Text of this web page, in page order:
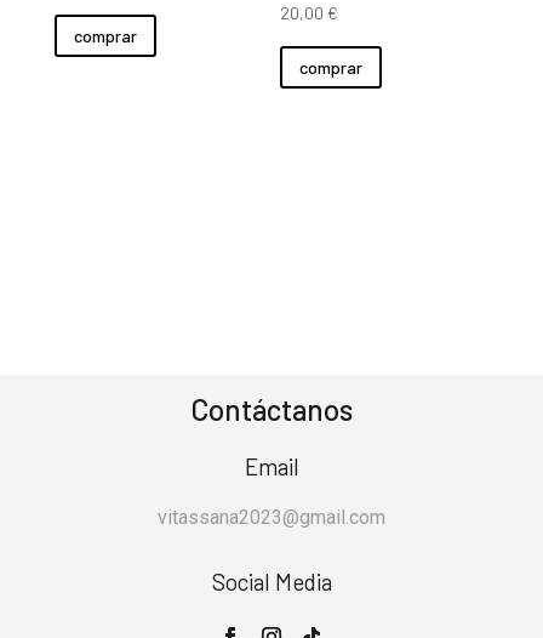
comprar
20,00 €
comprar
Contáctanos
Email
vitassana2023@gmail.com
Social Media